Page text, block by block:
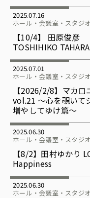
2025.07.16
ホール・会議室・スタジオ
【10/4】 田原俊彦
TOSHIHIKO
2025.07.01
ホール・会議室・スタジオ
【2026/2/8】マカ
vol.21 〜心を覗いて
増やしてゆけ篇〜
2025.06.30
ホール・会議室・スタジオ
【8/2】田村ゆかり
Happiness
2025.06.30
ホール・会議室・スタジオ